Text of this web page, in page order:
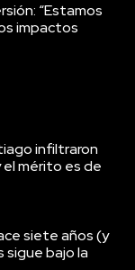
“Estamos
impactos
infiltraron
el mérito es de
siete años (y
sigue bajo la